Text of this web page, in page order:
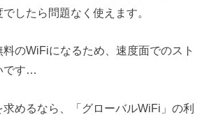
したら問題なく使えます。
のWiFiになるため、速度面でのスト
です…
求めるなら、「グローバルWiFi」の利